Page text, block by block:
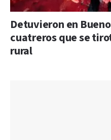
Detuvieron en
cuatreros que se
rural